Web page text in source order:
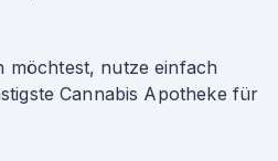
möchtest, nutze einfach
Cannabis Apotheke für